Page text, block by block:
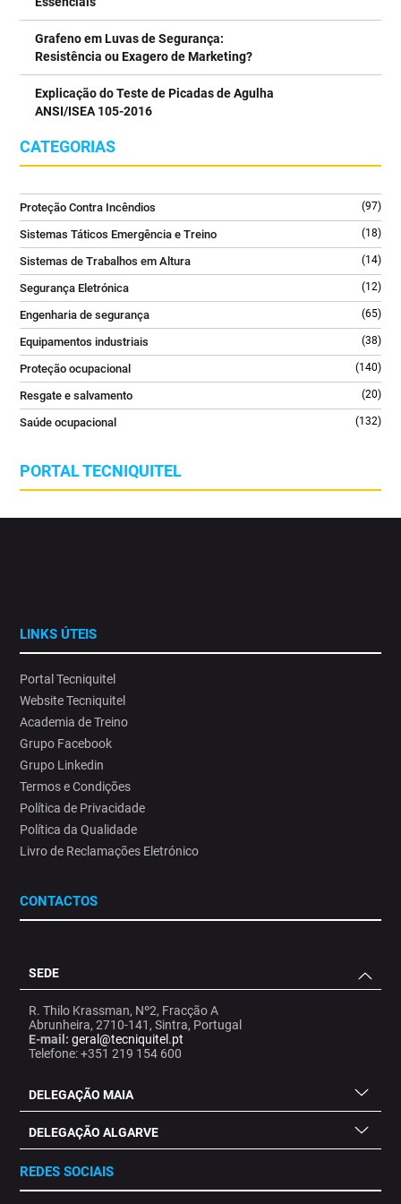
⠀⠀⠀⠀⠀⠀⠀⠀⠀⠀
Uma solução essencial para escritórios, salas técnicas, indústria
e espaços com equipamentos críticos.
⠀⠀⠀⠀⠀⠀⠀⠀⠀⠀
👉 Saiba mais no link da bio @tecniquitel
#ProteçãoContraIncendios #GLORIA
2 0
Grafeno em Luvas de Segurança:
Resistência ou Exagero de Marketing?
Explicação do Teste de Picadas de Agulha
ANSI/ISEA 105-2016
CATEGORIAS
Proteção Contra Incêndios (97)
Sistemas Táticos Emergência e Treino (18)
Sistemas de Trabalhos em Altura (14)
Segurança Eletrónica (12)
Engenharia de segurança (65)
Equipamentos industriais (38)
Proteção ocupacional (140)
Resgate e salvamento (20)
Saúde ocupacional (132)
PORTAL TECNIQUITEL
LINKS ÚTEIS
Portal Tecniquitel
Website Tecniquitel
Academia de Treino
Grupo Facebook
Grupo Linkedin
Termos e Condições
Política de Privacidade
Política da Qualidade
Livro de Reclamações Eletrónico
CONTACTOS
SEDE
R. Thilo Krassman, Nº2, Fracção A
Abrunheira, 2710-141, Sintra, Portugal
E-mail: geral@tecniquitel.pt
Telefone: +351 219 154 600
DELEGAÇÃO MAIA
DELEGAÇÃO ALGARVE
REDES SOCIAIS